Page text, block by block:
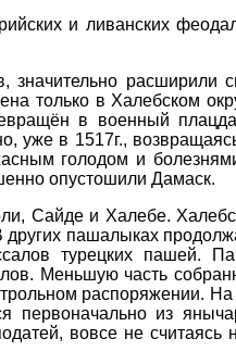
и ливанских
значительно расширили
только в Халебском
в военный
уже в 1517г.,
голодом и
опустошили Дамаск.
Сайде и Халебе.
пашалыках
турецких пашей.
Меньшую часть
распоряжении. На
первоначально из
вовсе не считаясь